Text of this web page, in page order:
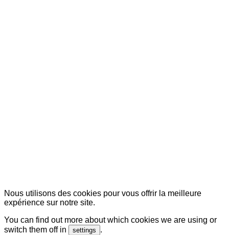
Nous utilisons des cookies pour vous offrir la meilleure
expérience sur notre site.
You can find out more about which cookies we are using or
switch them off in
settings .